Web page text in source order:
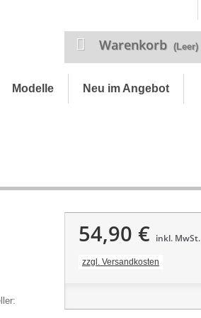
Warenkorb (Leer)
Modelle Neu im Angebot
54,90 € inkl. MwSt.
zzgl. Versandkosten